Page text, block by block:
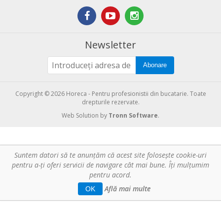
Newsletter
Abonare
Copyright © 2026 Horeca - Pentru profesionistii din bucatarie. Toate
drepturile rezervate.
Web Solution by Tronn Software.
Suntem datori să te anunţăm că acest site foloseşte cookie-uri
pentru a-ți oferi servicii de navigare cât mai bune. Îţi mulțumim
pentru acord.
OK Află mai multe